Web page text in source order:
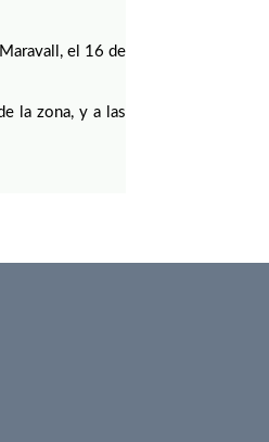
el 16 de
la zona, y a las